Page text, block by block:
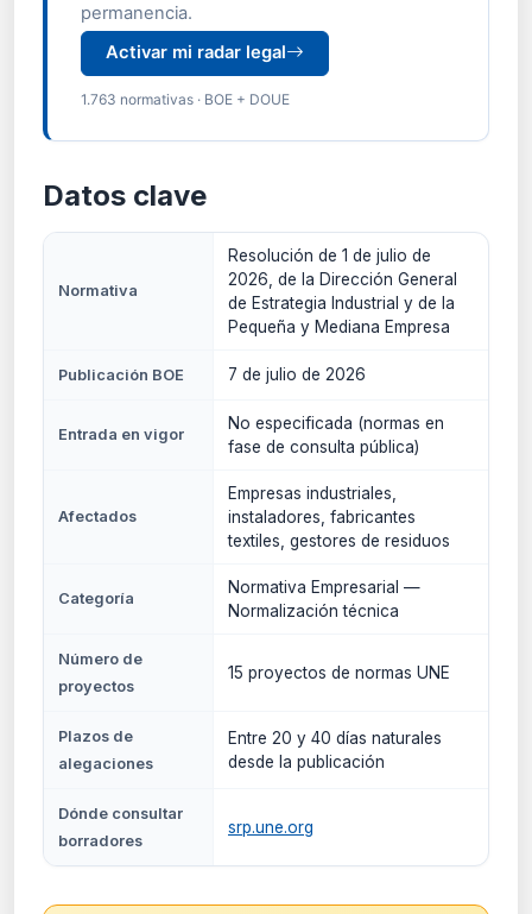
permanencia.
Activar mi radar legal
1.763 normativas · BOE + DOUE
Datos clave
Normativa
Resolución de 1 de julio de
2026, de la Dirección General
de Estrategia Industrial y de la
Pequeña y Mediana Empresa
Publicación BOE 7 de julio de 2026
Entrada en vigor
No especificada (normas en
fase de consulta pública)
Afectados
Empresas industriales,
instaladores, fabricantes
textiles, gestores de residuos
Categoría
Normativa Empresarial —
Normalización técnica
Número de
proyectos
15 proyectos de normas UNE
Plazos de
alegaciones
Entre 20 y 40 días naturales
desde la publicación
Dónde consultar
borradores
srp.une.org